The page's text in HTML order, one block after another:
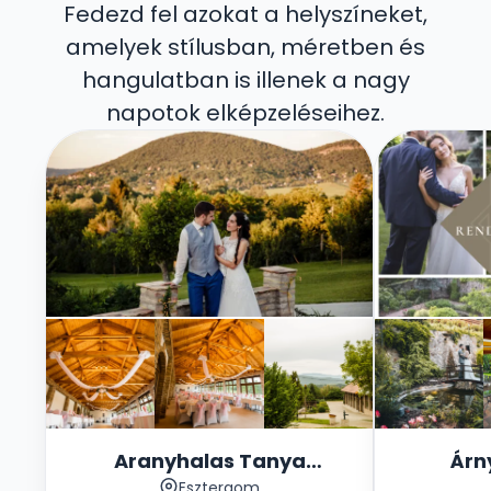
Fedezd fel azokat a helyszíneket,
amelyek stílusban, méretben és
hangulatban is illenek a nagy
napotok elképzeléseihez.
Aranyhalas Tanya